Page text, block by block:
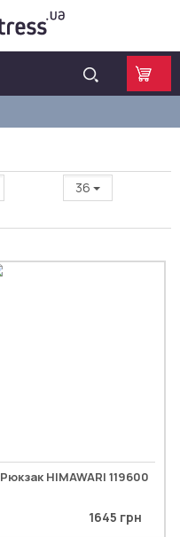
36
Рюкзак HIMAWARI 119600
1645 грн